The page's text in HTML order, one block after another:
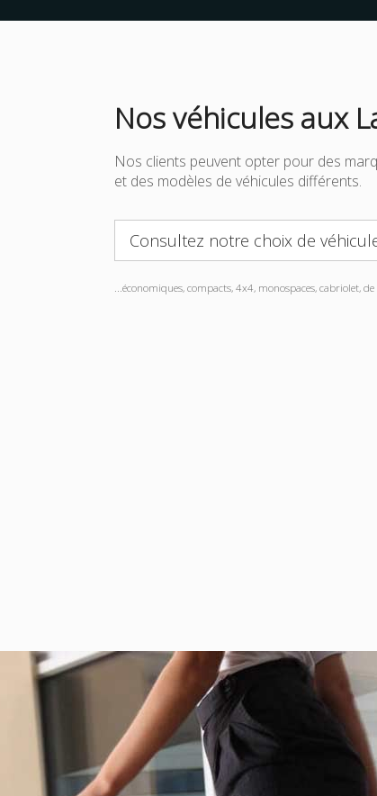
Nos véhicules aux
Nos clients peuvent opter pour des
et des modèles de véhicules différents.
Consultez notre choix de
...économiques, compacts, 4x4, monospaces, cabriolet, de